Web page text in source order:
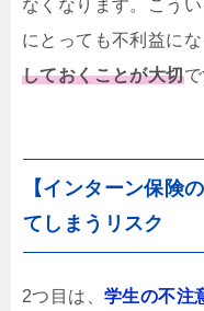
なくなります。こう
にとっても不利益に
しておくことが大切で
【インターン保険
てしまうリスク
2つ目は、 学生の不注